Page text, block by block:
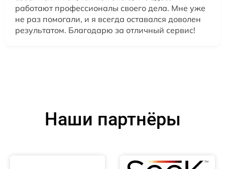
работают профессионалы своего дела. Мне уже
не раз помогали, и я всегда оставался доволен
результатом. Благодарю за отличный сервис!
Наши партнёры